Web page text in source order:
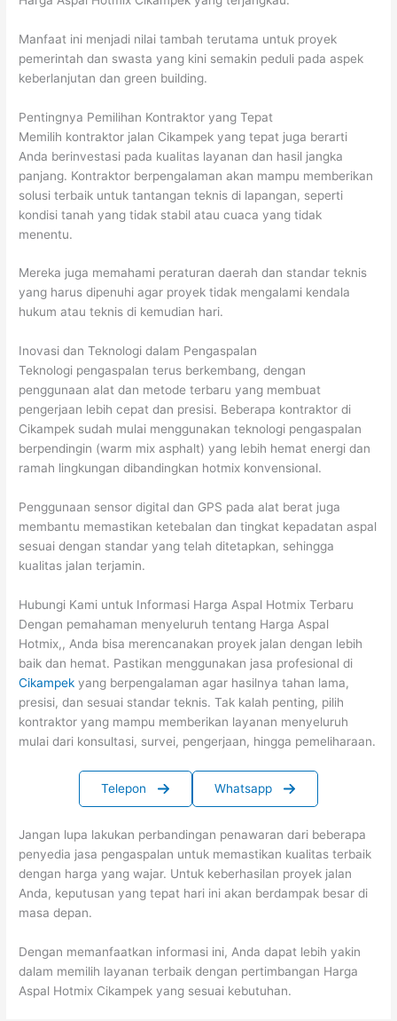
Manfaat ini menjadi nilai tambah terutama untuk proyek
pemerintah dan swasta yang kini semakin peduli pada aspek
keberlanjutan dan green building.
Pentingnya Pemilihan Kontraktor yang Tepat
Memilih kontraktor jalan Cikampek yang tepat juga berarti
Anda berinvestasi pada kualitas layanan dan hasil jangka
panjang. Kontraktor berpengalaman akan mampu memberikan
solusi terbaik untuk tantangan teknis di lapangan, seperti
kondisi tanah yang tidak stabil atau cuaca yang tidak
menentu.
Mereka juga memahami peraturan daerah dan standar teknis
yang harus dipenuhi agar proyek tidak mengalami kendala
hukum atau teknis di kemudian hari.
Inovasi dan Teknologi dalam Pengaspalan
Teknologi pengaspalan terus berkembang, dengan
penggunaan alat dan metode terbaru yang membuat
pengerjaan lebih cepat dan presisi. Beberapa kontraktor di
Cikampek sudah mulai menggunakan teknologi pengaspalan
berpendingin (warm mix asphalt) yang lebih hemat energi dan
ramah lingkungan dibandingkan hotmix konvensional.
Penggunaan sensor digital dan GPS pada alat berat juga
membantu memastikan ketebalan dan tingkat kepadatan aspal
sesuai dengan standar yang telah ditetapkan, sehingga
kualitas jalan terjamin.
Hubungi Kami untuk Informasi Harga Aspal Hotmix Terbaru
Dengan pemahaman menyeluruh tentang Harga Aspal
Hotmix,, Anda bisa merencanakan proyek jalan dengan lebih
baik dan hemat. Pastikan menggunakan jasa profesional di
Cikampek yang berpengalaman agar hasilnya tahan lama,
presisi, dan sesuai standar teknis. Tak kalah penting, pilih
kontraktor yang mampu memberikan layanan menyeluruh
mulai dari konsultasi, survei, pengerjaan, hingga pemeliharaan.
Telepon Whatsapp
Jangan lupa lakukan perbandingan penawaran dari beberapa
penyedia jasa pengaspalan untuk memastikan kualitas terbaik
dengan harga yang wajar. Untuk keberhasilan proyek jalan
Anda, keputusan yang tepat hari ini akan berdampak besar di
masa depan.
Dengan memanfaatkan informasi ini, Anda dapat lebih yakin
dalam memilih layanan terbaik dengan pertimbangan Harga
Aspal Hotmix Cikampek yang sesuai kebutuhan.